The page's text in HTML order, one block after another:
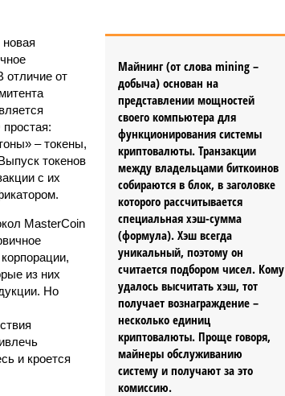
Майнинг (от слова mining –
добыча) основан на
представлении мощностей
своего компьютера для
функционирования системы
криптовалюты. Транзакции
между владельцами биткоинов
собираются в блок, в заголовке
которого рассчитывается
специальная хэш-сумма
(формула). Хэш всегда
уникальный, поэтому он
считается подбором чисел. Кому
удалось высчитать хэш, тот
получает вознаграждение –
несколько единиц
криптовалюты. Проще говоря,
майнеры обслуживанию
систему и получают за это
комиссию.
отличие от
– токены,
токенов
с их
MasterCoin
из них
Но
и кроется